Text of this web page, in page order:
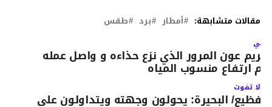
مقالات متشابهة: أمطار برد طقس
عون المرور الذي نزع حذاءه و واصل عمله
ارتفاع منسوب المياه
لا تفوت
فظيع/ البحيرة: يحولون وجهته ويتداولون على